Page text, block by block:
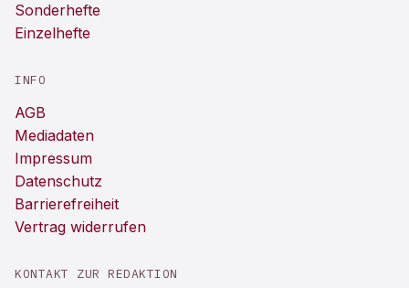
Sonderhefte
Einzelhefte
INFO
AGB
Mediadaten
Impressum
Datenschutz
Barrierefreiheit
Vertrag widerrufen
KONTAKT ZUR REDAKTION